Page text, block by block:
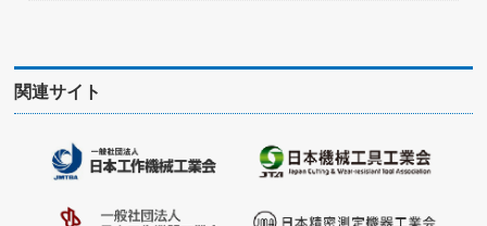
関連サイト